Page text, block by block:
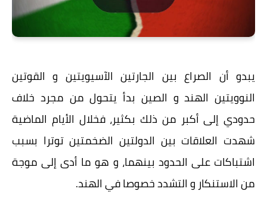
يبدو أن الصراع بين الجارتين الآسيويتين و القوتين
النوويتين الهند و الصين بدأ يتحول من مجرد خلاف
حدودي إلى أكبر من ذلك بكثير، فخلال الأيام الماضية
شهدت العلاقات بين الدولتين الضخمتين توترا بسبب
اشتباكات على الحدود بينهما، و هو ما أدى إلى موجة
من الاستنكار و التشدد خصوصا في الهند.